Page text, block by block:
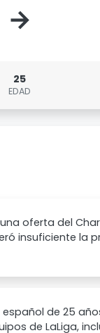
→
25
EDAD
oferta del
insuficiente la
de 25
de LaLiga,